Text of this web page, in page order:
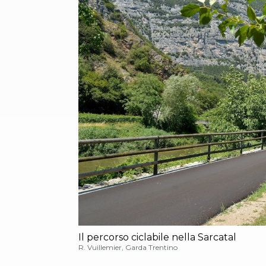
Il percorso ciclabile nella Sarcatal
R. Vuillemier, Garda Trentino